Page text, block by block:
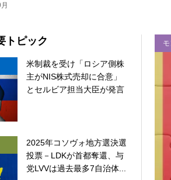
トピック
米制裁を受け「ロシア側株
主がNIS株式売却に合意」
とセルビア担当大臣が発言
2025年コソヴォ地方選決選
投票－LDKが首都奪還、与
党LVVは過去最多7自治体...